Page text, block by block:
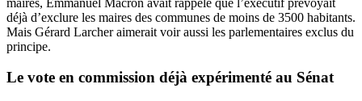
déjà d’exclure les maires des communes de moins de 3500 habitants.
Mais Gérard Larcher aimerait voir aussi les parlementaires exclus du
principe.
Le vote en commission déjà expérimenté au Sénat